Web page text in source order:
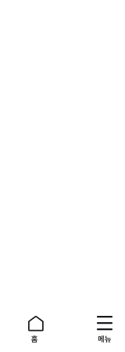
홈 메뉴